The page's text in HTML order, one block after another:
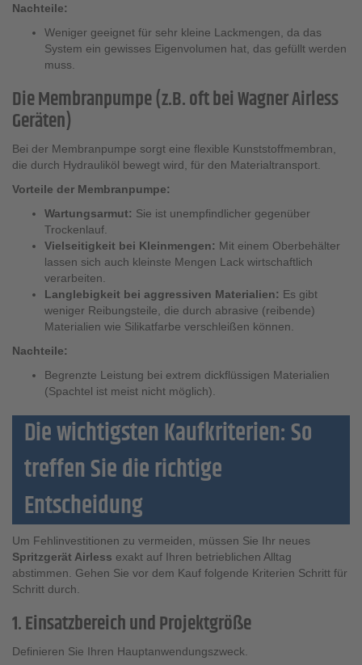
Nachteile:
Weniger geeignet für sehr kleine Lackmengen, da das
System ein gewisses Eigenvolumen hat, das gefüllt werden
muss.
Die Membranpumpe (z.B. oft bei Wagner Airless
Geräten)
Bei der Membranpumpe sorgt eine flexible Kunststoffmembran,
die durch Hydrauliköl bewegt wird, für den Materialtransport.
Vorteile der Membranpumpe:
Wartungsarmut: Sie ist unempfindlicher gegenüber
Trockenlauf.
Vielseitigkeit bei Kleinmengen: Mit einem Oberbehälter
lassen sich auch kleinste Mengen Lack wirtschaftlich
verarbeiten.
Langlebigkeit bei aggressiven Materialien: Es gibt
weniger Reibungsteile, die durch abrasive (reibende)
Materialien wie Silikatfarbe verschleißen können.
Nachteile:
Begrenzte Leistung bei extrem dickflüssigen Materialien
(Spachtel ist meist nicht möglich).
Die wichtigsten Kaufkriterien: So
treffen Sie die richtige
Entscheidung
Um Fehlinvestitionen zu vermeiden, müssen Sie Ihr neues
Spritzgerät Airless exakt auf Ihren betrieblichen Alltag
abstimmen. Gehen Sie vor dem Kauf folgende Kriterien Schritt für
Schritt durch.
1. Einsatzbereich und Projektgröße
Definieren Sie Ihren Hauptanwendungszweck.